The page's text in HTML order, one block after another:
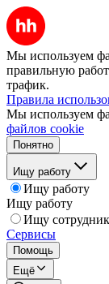
Мы используем
правильную
трафик.
Правила
Мы используем
файлов cookie
Понятно
Ищу работу
Ищу работу
Ищу работу
Ищу
Сервисы
Помощь
Ещё